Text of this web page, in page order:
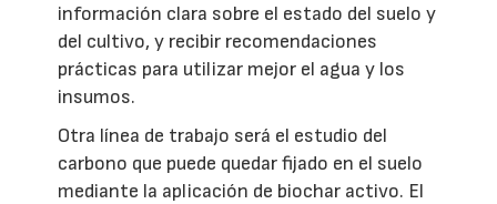
información clara sobre el estado del suelo y
del cultivo, y recibir recomendaciones
prácticas para utilizar mejor el agua y los
insumos.
Otra línea de trabajo será el estudio del
carbono que puede quedar fijado en el suelo
mediante la aplicación de biochar activo. El